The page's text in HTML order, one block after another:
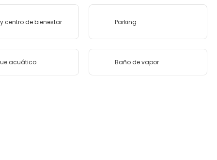
centro de bienestar Parking
acuático Baño de vapor